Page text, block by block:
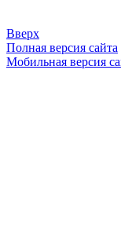
Вверх
Полная версия сайта
Мобильная версия